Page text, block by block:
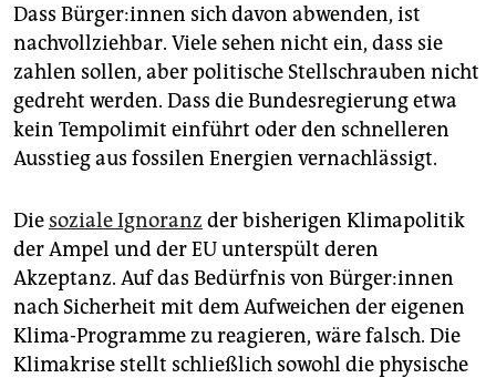
Dass Bür­ge­r:in­nen sich davon abwenden, ist
nachvollziehbar. Viele sehen nicht ein, dass sie
zahlen sollen, aber politische Stellschrauben nicht
gedreht werden. Dass die Bundesregierung etwa
kein Tempolimit einführt oder den schnelleren
Ausstieg aus fossilen Energien vernachlässigt.
Die soziale Ignoranz der bisherigen Klimapolitik
der Ampel und der EU unterspült deren
Akzeptanz. Auf das Bedürfnis von Bür­ge­r:in­nen
nach Sicherheit mit dem Aufweichen der eigenen
Klima-Programme zu reagieren, wäre falsch. Die
Klimakrise stellt schließlich sowohl die physische